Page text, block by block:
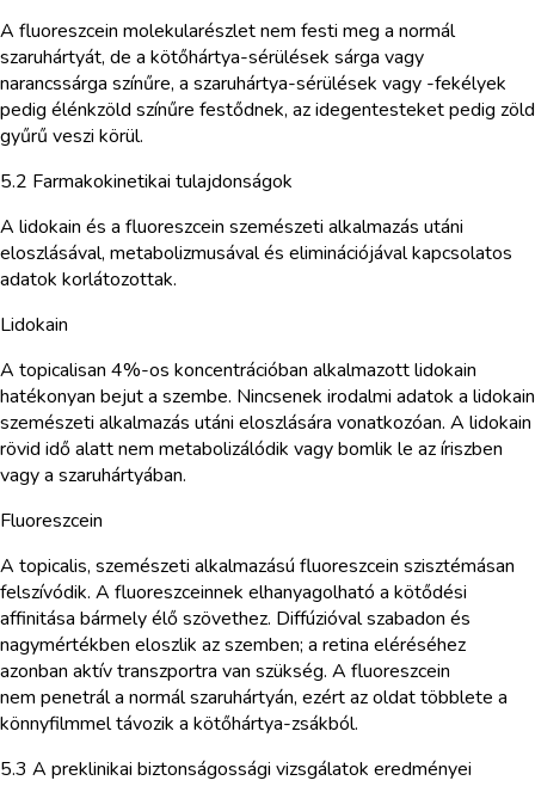
A fluoreszcein molekularészlet nem festi meg a normál
szaruhártyát, de a kötőhártya-sérülések sárga vagy
narancssárga színűre, a szaruhártya-sérülések vagy -fekélyek
pedig élénkzöld színűre festődnek, az idegentesteket pedig zöld
gyűrű veszi körül.
5.2 Farmakokinetikai tulajdonságok
A lidokain és a fluoreszcein szemészeti alkalmazás utáni
eloszlásával, metabolizmusával és eliminációjával kapcsolatos
adatok korlátozottak.
Lidokain
A topicalisan 4%-os koncentrációban alkalmazott lidokain
hatékonyan bejut a szembe. Nincsenek irodalmi adatok a lidokain
szemészeti alkalmazás utáni eloszlására vonatkozóan. A lidokain
rövid idő alatt nem metabolizálódik vagy bomlik le az íriszben
vagy a szaruhártyában.
Fluoreszcein
A topicalis, szemészeti alkalmazású fluoreszcein szisztémásan
felszívódik. A fluoreszceinnek elhanyagolható a kötődési
affinitása bármely élő szövethez. Diffúzióval szabadon és
nagymértékben eloszlik az szemben; a retina eléréséhez
azonban aktív transzportra van szükség. A fluoreszcein
nem penetrál a normál szaruhártyán, ezért az oldat többlete a
könnyfilmmel távozik a kötőhártya-zsákból.
5.3 A preklinikai biztonságossági vizsgálatok eredményei